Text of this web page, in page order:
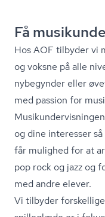
Få
Hos AOF tilbyder vi
og voksne på alle
nybegynder eller
med passion for
og dine interesser
får mulighed for at
pop rock og jazz og
med andre elever.
Vi tilbyder